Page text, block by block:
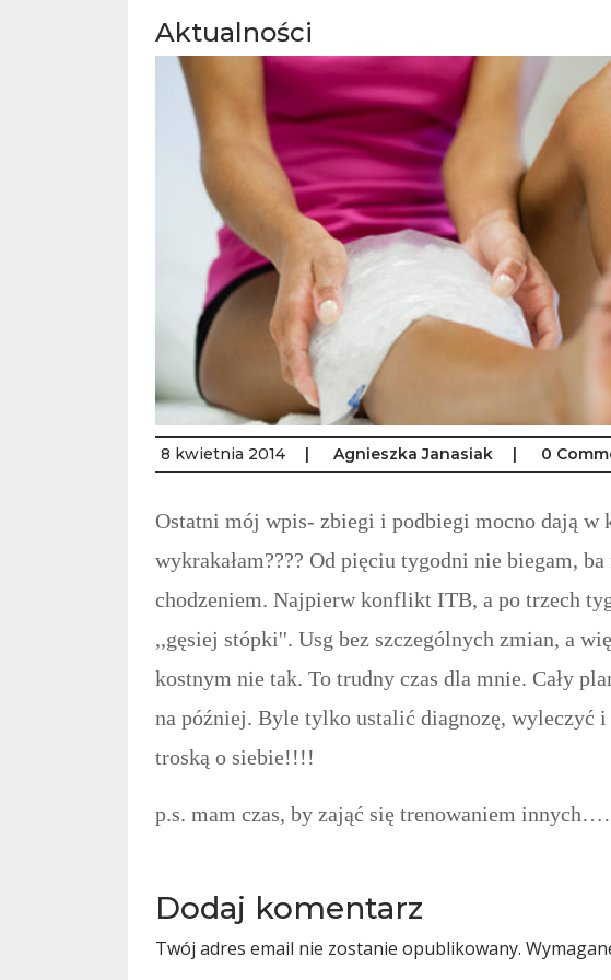
Aktualności
8 kwietnia 2014 | Agnieszka Janasiak | 0
Ostatni mój wpis- zbiegi i podbiegi mocno dają
wykrakałam???? Od pięciu tygodni nie biegam,
chodzeniem. Najpierw konflikt ITB, a po trzech
,,gęsiej stópki''. Usg bez szczególnych zmian, a
kostnym nie tak. To trudny czas dla mnie. Cały
na później. Byle tylko ustalić diagnozę, wyleczyć
troską o siebie!!!!
p.s. mam czas, by zająć się trenowaniem
Dodaj komentarz
Twój adres email nie zostanie opublikowany.